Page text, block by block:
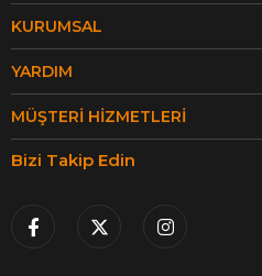
KURUMSAL
YARDIM
MÜŞTERI HIZMETLERI
Bizi Takip Edin